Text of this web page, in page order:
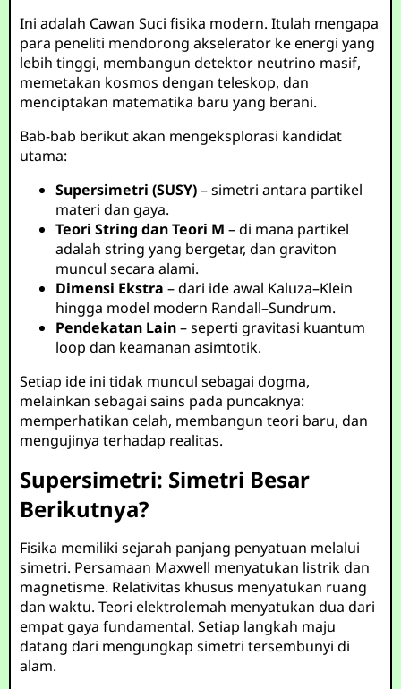
Ini adalah Cawan Suci fisika modern. Itulah mengapa
para peneliti mendorong akselerator ke energi yang
lebih tinggi, membangun detektor neutrino masif,
memetakan kosmos dengan teleskop, dan
menciptakan matematika baru yang berani.
Bab-bab berikut akan mengeksplorasi kandidat
utama:
Supersimetri (SUSY)– simetri antara partikel
materi dan gaya.
Teori String dan Teori M – di mana partikel
adalah string yang bergetar, dan graviton
muncul secara alami.
Dimensi Ekstra – dari ide awal Kaluza–Klein
hingga model modern Randall–Sundrum.
Pendekatan Lain– seperti gravitasi kuantum
loop dan keamanan asimtotik.
Setiap ide ini tidak muncul sebagai dogma,
melainkan sebagai sains pada puncaknya:
memperhatikan celah, membangun teori baru, dan
mengujinya terhadap realitas.
Supersimetri: Simetri Besar
Berikutnya?
Fisika memiliki sejarah panjang penyatuan melalui
simetri. Persamaan Maxwell menyatukan listrik dan
magnetisme. Relativitas khusus menyatukan ruang
dan waktu. Teori elektrolemah menyatukan dua dari
empat gaya fundamental. Setiap langkah maju
datang dari mengungkap simetri tersembunyi di
alam.